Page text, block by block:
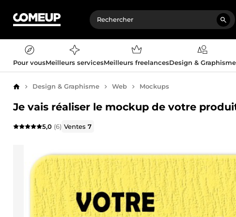
Pour vousMeilleurs servicesMeilleurs freelancesDesign & Graphisme
AccueilDesign & Graphisme Web Mockups
Je vais réaliser le mockup de votre
5,0 (6) Ventes7